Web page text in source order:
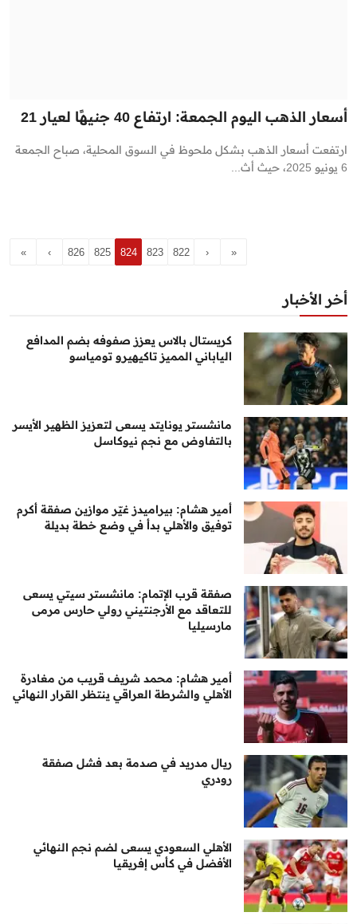
أسعار الذهب اليوم الجمعة: ارتفاع 40 جنيهًا لعيار 21
ارتفعت أسعار الذهب بشكل ملحوظ في السوق المحلية، صباح الجمعة
6 يونيو 2025، حيث أث...
«
‹
822
823
824
825
826
›
»
أخر الأخبار
كريستال بالاس يعزز صفوفه بضم المدافع
الياباني المميز تاكيهيرو تومياسو
مانشستر يونايتد يسعى لتعزيز الظهير الأيسر
بالتفاوض مع نجم نيوكاسل
أمير هشام: بيراميدز غيّر موازين صفقة أكرم
توفيق والأهلي بدأ في وضع خطة بديلة
صفقة قرب الإتمام: مانشستر سيتي يسعى
للتعاقد مع الأرجنتيني رولي حارس مرمى
مارسيليا
أمير هشام: محمد شريف قريب من مغادرة
الأهلي والشرطة العراقي ينتظر القرار النهائي
ريال مدريد في صدمة بعد فشل صفقة
رودري
الأهلي السعودي يسعى لضم نجم النهائي
الأفضل في كأس إفريقيا